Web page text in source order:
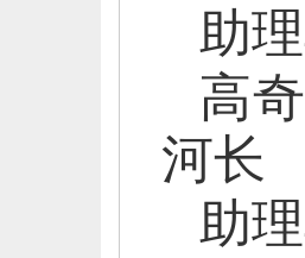
助
高
河长
助